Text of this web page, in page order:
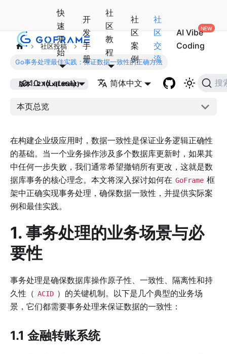
快
速
开
始
开
发
手
册
社
区
教
程
社
区
案
例
社
区
交
流
AI Vibe
Coding
2.10.x(Latest) 简体中文 搜
社区投稿
Go事务处理最佳实践：保证数据一致性的正确方法
版本：2.10.x(Latest)
本页总览
在构建企业级应用时，数据一致性是保证业务逻辑正确性
的基础。当一个业务操作涉及多个数据库更新时，如果其
中任何一步失败，我们通常希望撤销所有更改，这就是数
据库事务的核心理念。本文将深入探讨如何在 GoFrame 框
架中正确实现事务处理，确保数据一致性，并提供实际案
例和最佳实践。
1. 事务处理的业务场景与必
要性
事务处理是确保数据库操作原子性、一致性、隔离性和持
久性（ ACID ）的关键机制。以下是几个典型的业务场
景，它们都需要事务处理来保证数据的一致性：
1.1 金融转账系统